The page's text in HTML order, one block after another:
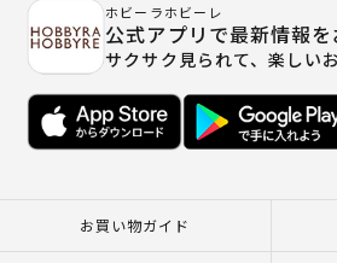
ホビーラホビーレ
公式アプリで最新情報を
サクサク見られて、楽しい
お買い物ガイド